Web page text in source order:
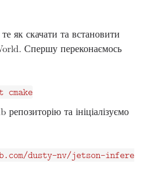
як скачати та встановити
Спершу переконаємось
та ініціалізуємо
dusty-nv/jetson-